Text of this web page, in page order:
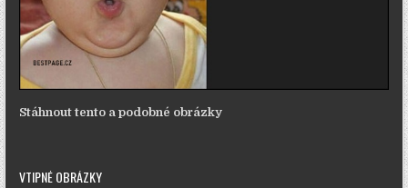
Stáhnout tento a podobné obrázky
VTIPNÉ OBRÁZKY